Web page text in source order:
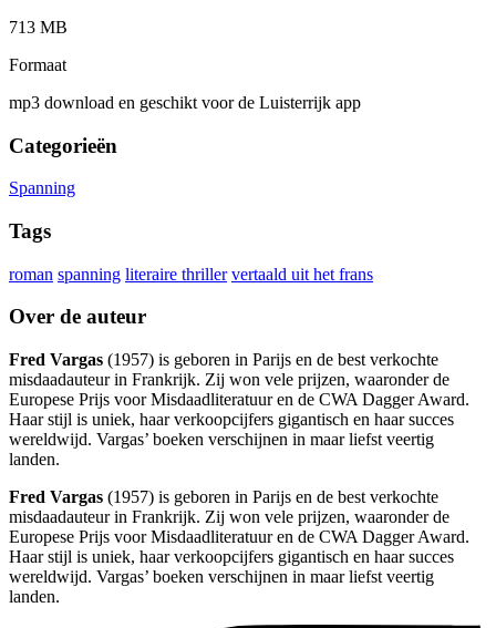
713 MB
Formaat
mp3 download en geschikt voor de Luisterrijk app
Categorieën
Spanning
Tags
roman spanning literaire thriller vertaald uit het frans
Over de auteur
Fred Vargas (1957) is geboren in Parijs en de best verkochte
misdaadauteur in Frankrijk. Zij won vele prijzen, waaronder de
Europese Prijs voor Misdaadliteratuur en de CWA Dagger Award.
Haar stijl is uniek, haar verkoopcijfers gigantisch en haar succes
wereldwijd. Vargas’ boeken verschijnen in maar liefst veertig
landen.
Fred Vargas (1957) is geboren in Parijs en de best verkochte
misdaadauteur in Frankrijk. Zij won vele prijzen, waaronder de
Europese Prijs voor Misdaadliteratuur en de CWA Dagger Award.
Haar stijl is uniek, haar verkoopcijfers gigantisch en haar succes
wereldwijd. Vargas’ boeken verschijnen in maar liefst veertig
landen.